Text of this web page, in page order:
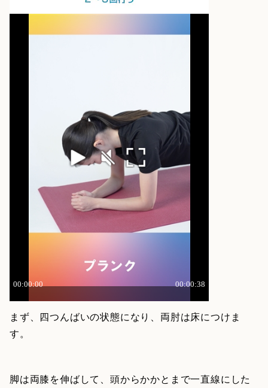
まず、四つんばいの状態になり、両肘は床につけま
す。
脚は両膝を伸ばして、頭からかかとまで一直線にした